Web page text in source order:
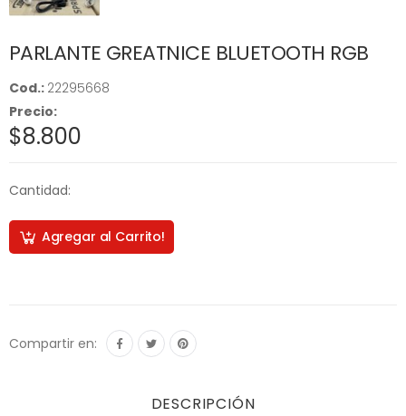
PARLANTE GREATNICE BLUETOOTH RGB
Cod.: 22295668
Precio:
$8.800
Cantidad:
Agregar al Carrito!
Compartir en:
DESCRIPCIÓN